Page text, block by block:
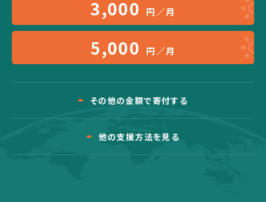
3,000 円／月
5,000 円／月
その他の金額で寄付する
他の支援方法を見る